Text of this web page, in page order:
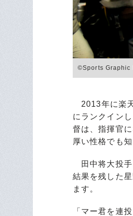
©Sports Graphic
2013年に楽天
にランクイン
督は、指揮官
厚い性格でも
田中将大投手
結果を残した
ます。
「マー君を連